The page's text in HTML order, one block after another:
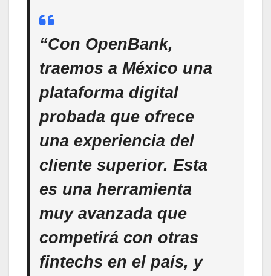
“Con OpenBank,
traemos a México una
plataforma digital
probada que ofrece
una experiencia del
cliente superior. Esta
es una herramienta
muy avanzada que
competirá con otras
fintechs en el país, y